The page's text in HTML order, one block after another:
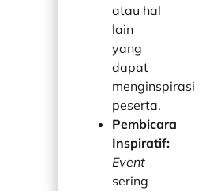
atau hal
lain
yang
dapat
menginspirasi
peserta.
Pembicara
Inspiratif:
Event
sering